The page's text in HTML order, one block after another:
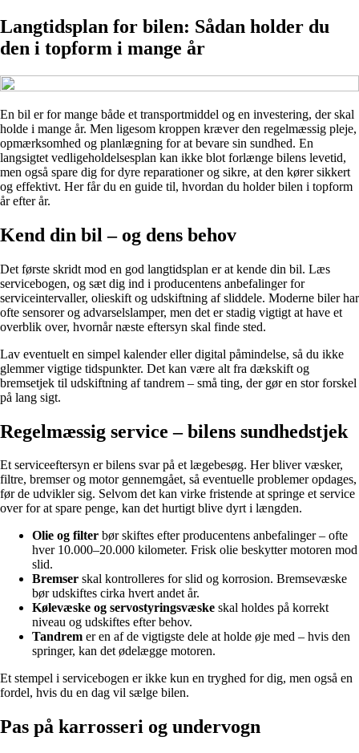
Langtidsplan for bilen: Sådan holder du
den i topform i mange år
En bil er for mange både et transportmiddel og en investering, der skal
holde i mange år. Men ligesom kroppen kræver den regelmæssig pleje,
opmærksomhed og planlægning for at bevare sin sundhed. En
langsigtet vedligeholdelsesplan kan ikke blot forlænge bilens levetid,
men også spare dig for dyre reparationer og sikre, at den kører sikkert
og effektivt. Her får du en guide til, hvordan du holder bilen i topform
år efter år.
Kend din bil – og dens behov
Det første skridt mod en god langtidsplan er at kende din bil. Læs
servicebogen, og sæt dig ind i producentens anbefalinger for
serviceintervaller, olieskift og udskiftning af sliddele. Moderne biler har
ofte sensorer og advarselslamper, men det er stadig vigtigt at have et
overblik over, hvornår næste eftersyn skal finde sted.
Lav eventuelt en simpel kalender eller digital påmindelse, så du ikke
glemmer vigtige tidspunkter. Det kan være alt fra dækskift og
bremsetjek til udskiftning af tandrem – små ting, der gør en stor forskel
på lang sigt.
Regelmæssig service – bilens sundhedstjek
Et serviceeftersyn er bilens svar på et lægebesøg. Her bliver væsker,
filtre, bremser og motor gennemgået, så eventuelle problemer opdages,
før de udvikler sig. Selvom det kan virke fristende at springe et service
over for at spare penge, kan det hurtigt blive dyrt i længden.
Olie og filter bør skiftes efter producentens anbefalinger – ofte
hver 10.000–20.000 kilometer. Frisk olie beskytter motoren mod
slid.
Bremser skal kontrolleres for slid og korrosion. Bremsevæske
bør udskiftes cirka hvert andet år.
Kølevæske og servostyringsvæske skal holdes på korrekt
niveau og udskiftes efter behov.
Tandrem er en af de vigtigste dele at holde øje med – hvis den
springer, kan det ødelægge motoren.
Et stempel i servicebogen er ikke kun en tryghed for dig, men også en
fordel, hvis du en dag vil sælge bilen.
Pas på karrosseri og undervogn